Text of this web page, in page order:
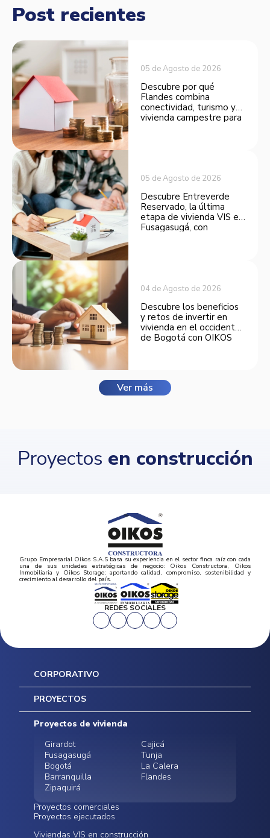
Post recientes
05 de Agosto de 2026
Descubre por qué
Flandes combina
conectividad, turismo y
vivienda campestre para
05 de Agosto de 2026
Descubre Entreverde
Reservado, la última
etapa de vivienda VIS en
Fusagasugá, con
04 de Agosto de 2026
Descubre los beneficios
y retos de invertir en
vivienda en el occidente
de Bogotá con OIKOS
Ver más
Proyectos en construcción
Grupo Empresarial Oikos S.A.S basa su experiencia en el sector finca raíz con cada
una de sus unidades estratégicas de negocio: Oikos Constructora, Oikos
Inmobiliaria y Oikos Storage; aportando calidad, compromiso, sostenibilidad y
crecimiento al desarrollo del país.
REDES SOCIALES
CORPORATIVO
Inicio
Mapa del sitio
Postventas
Contratación Directa
Noticias
PROYECTOS
Proyectos de vivienda
Girardot
Cajicá
Fusagasugá
Tunja
Bogotá
La Calera
Barranquilla
Flandes
Zipaquirá
Proyectos comerciales
Proyectos ejecutados
Viviendas VIS en construcción